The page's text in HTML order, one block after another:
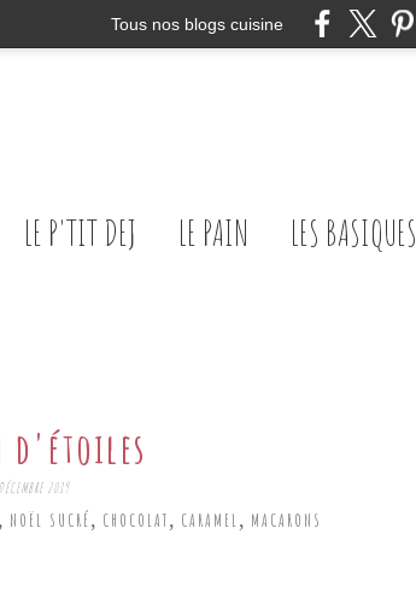
Tous nos blogs cuisine
LE P'TIT DEJ LE PAIN LES BASIQUES
d'étoiles
2019
, NOËL SUCRÉ, CHOCOLAT, CARAMEL, MACARONS